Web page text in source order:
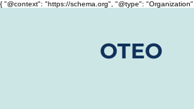
{ "@context": "https://schema.org", "@type":
OTEO